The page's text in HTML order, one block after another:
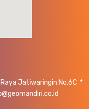
Raya Jatiwaringin No.6C *